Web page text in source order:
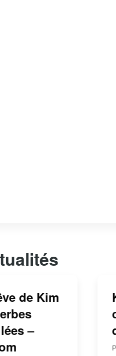
de Kim
–